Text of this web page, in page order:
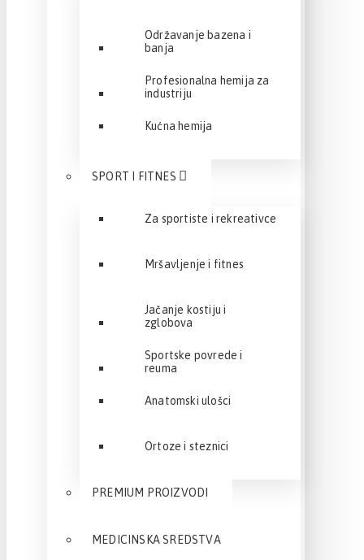
Održavanje bazena i
banja
Profesionalna hemija za
industriju
Kućna hemija
SPORT I FITNES
Za sportiste i rekreativce
Mršavljenje i fitnes
Jačanje kostiju i
zglobova
Sportske povrede i
reuma
Anatomski ulošci
Ortoze i steznici
PREMIUM PROIZVODI
MEDICINSKA SREDSTVA